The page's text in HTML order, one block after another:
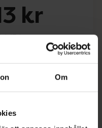
Om
kr
kr